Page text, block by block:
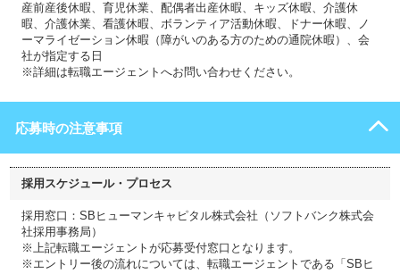
産前産後休暇、育児休業、配偶者出産休暇、キッズ休暇、介護休
暇、介護休業、看護休暇、ボランティア活動休暇、ドナー休暇、ノ
ーマライゼーション休暇（障がいのある方のための通院休暇）、会
社が指定する日
※詳細は転職エージェントへお問い合わせください。
応募時の注意事項
採用スケジュール・プロセス
採用窓口：SBヒューマンキャピタル株式会社（ソフトバンク株式会
社採用事務局）
※上記転職エージェントが応募受付窓口となります。
※エントリー後の流れについては、転職エージェントである「SBヒ